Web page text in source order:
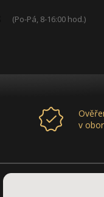
(Po-Pá, 8-16:00 hod.)
v